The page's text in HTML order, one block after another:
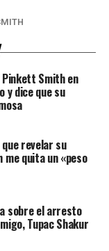
Pinkett Smith en
y dice que su
revelar su
me quita un «peso
sobre el arresto
Tupac Shakur